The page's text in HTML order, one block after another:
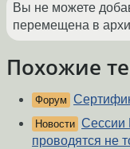
Вы не можете
перемещена в
Похожие
Форум
Новости Сессии
проводятся не